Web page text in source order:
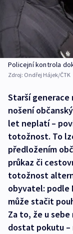
Policejní kontrola
Zdroj: Ondřej Hájek/ČTK
Starší generace
nošení
let neplatí –
totožnost. To
předložením
průkaz či
totožnost
obyvatel: podle
může stačit
Za to, že u
dostat pokutu